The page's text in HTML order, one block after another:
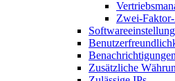
Zwei-
Benachrichtigungen
Zusätzliche